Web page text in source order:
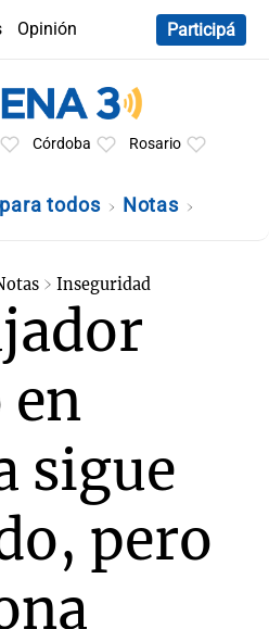
Opinión
Participá
Córdoba Rosario
todos Notas
Inseguridad
en
sigue
pero